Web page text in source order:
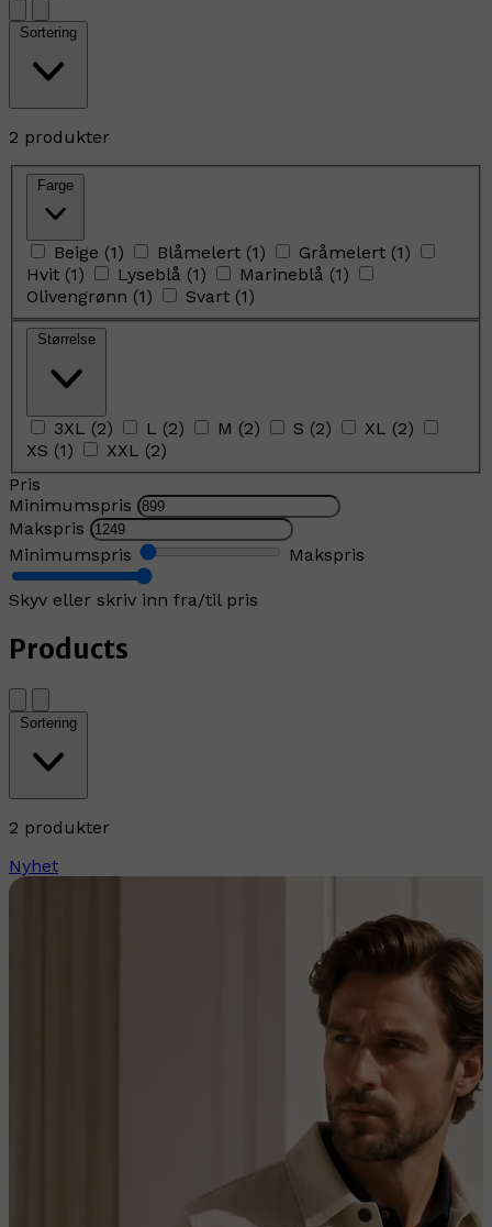
Sortering
2 produkter
Farge
Beige (1) Blåmelert (1) Gråmelert (1)
Hvit (1) Lyseblå (1) Marineblå (1)
Olivengrønn (1) Svart (1)
Størrelse
3XL (2) L (2) M (2) S (2) XL (2)
XS (1) XXL (2)
Pris
Minimumspris
Makspris
Minimumspris
Makspris
Skyv eller skriv inn fra/til pris
Products
Sortering
2 produkter
Nyhet